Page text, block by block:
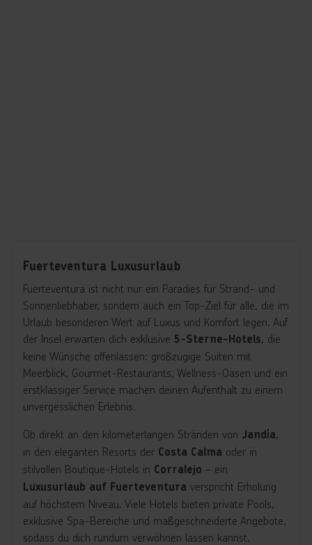
Fuerteventura Luxusurlaub
Fuerteventura ist nicht nur ein Paradies für Strand- und
Sonnenliebhaber, sondern auch ein Top-Ziel für alle, die im
Urlaub besonderen Wert auf Luxus und Komfort legen. Auf
der Insel erwarten dich exklusive 5-Sterne-Hotels, die
keine Wünsche offenlassen: großzügige Suiten mit
Meerblick, Gourmet-Restaurants, Wellness-Oasen und ein
erstklassiger Service machen deinen Aufenthalt zu einem
unvergesslichen Erlebnis.
Ob direkt an den kilometerlangen Stränden von Jandía,
in den eleganten Resorts der Costa Calma oder in
stilvollen Boutique-Hotels in Corralejo – ein
Luxusurlaub auf Fuerteventura verspricht Erholung
auf höchstem Niveau. Viele Hotels bieten private Pools,
exklusive Spa-Bereiche und maßgeschneiderte Angebote,
sodass du dich rundum verwöhnen lassen kannst.